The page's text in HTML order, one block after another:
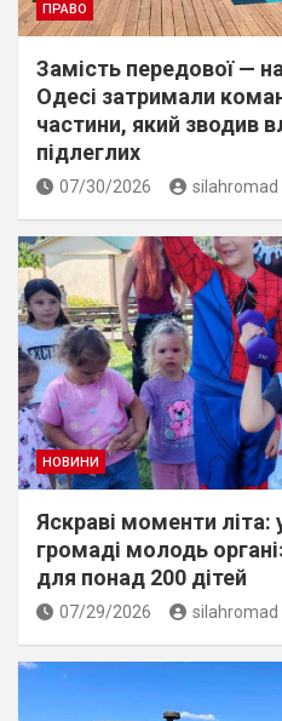
ПРАВО
Замість передової —
Одесі затримали
частини, який зводив
підлеглих
07/30/2026 silahromad
НОВИНИ
Яскраві моменти літа:
громаді молодь
для понад 200 дітей
07/29/2026 silahromad